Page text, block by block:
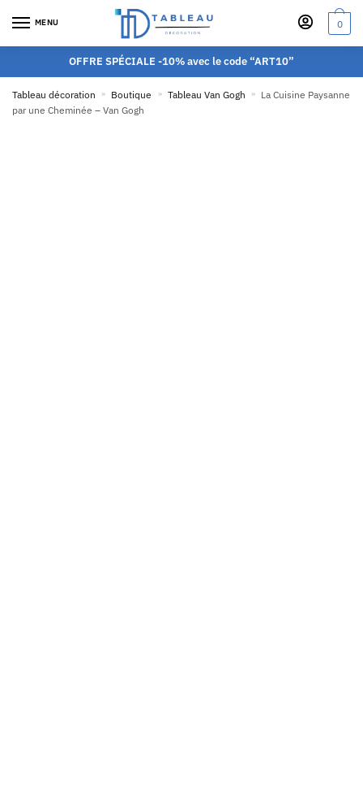
MENU 0
OFFRE SPÉCIALE -10% avec le code “ART10”
Tableau décoration » Boutique » Tableau Van Gogh »
La Cuisine Paysanne
par une Cheminée – Van Gogh